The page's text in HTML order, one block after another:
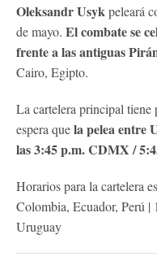
Oleksandr Usykpeleará
de mayo. El combate se
frente a las antiguas
Cairo, Egipto.
La cartelera principal tiene
espera quela pelea entre
las 3:45 p.m. CDMX /
Horarios para la cartelera
Colombia, Ecuador, Perú
Uruguay